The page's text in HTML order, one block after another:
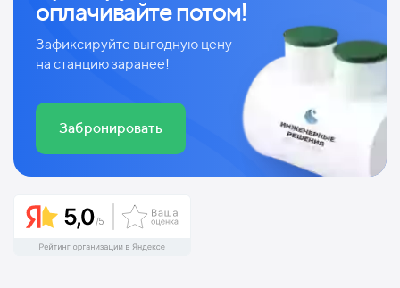
оплачивайте потом!
Зафиксируйте выгодную цену
на станцию заранее!
Забронировать